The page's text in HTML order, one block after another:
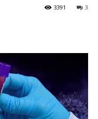
3
3391